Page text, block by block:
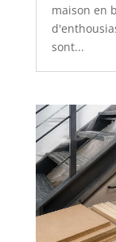
maison en
sont...